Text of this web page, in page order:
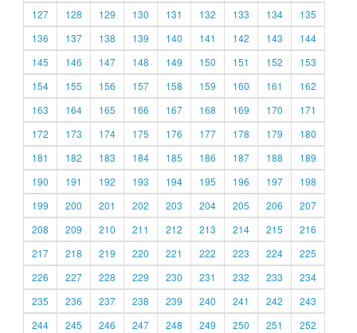
127
128 129 130 131 132 133 134
135
136
137 138 139 140 141 142 143
144
145
146 147 148 149 150 151 152
153
154
155 156 157 158 159 160 161
162
163
164 165 166 167 168 169 170
171
172
173 174 175 176 177 178 179
180
181
182 183 184 185 186 187 188
189
190
191 192 193 194 195 196 197
198
199
200 201 202 203 204 205 206
207
208
209 210 211 212 213 214 215
216
217
218 219 220 221 222 223 224
225
226
227 228 229 230 231 232 233
234
235
236 237 238 239 240 241 242
243
244
245 246 247 248 249 250 251 252